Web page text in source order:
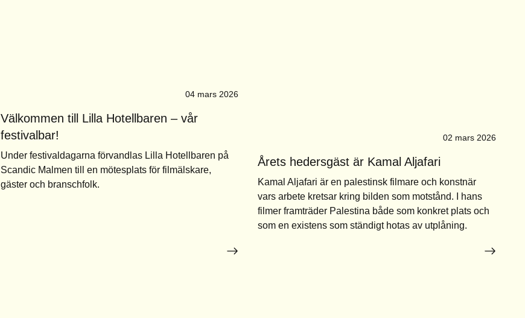
04 mars 2026
Välkommen till Lilla Hotellbaren – vår
festivalbar!
Under festivaldagarna förvandlas Lilla Hotellbaren på
Scandic Malmen till en mötesplats för filmälskare,
gäster och branschfolk.
02 mars 2026
Årets hedersgäst är Kamal Aljafari
Kamal Aljafari är en palestinsk filmare och konstnär
vars arbete kretsar kring bilden som motstånd. I hans
filmer framträder Palestina både som konkret plats och
som en existens som ständigt hotas av utplåning.